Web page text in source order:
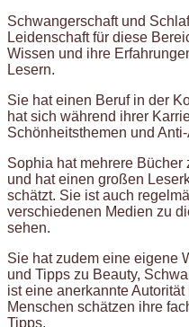
Schwangerschaft und
Leidenschaft für diese
Wissen und ihre
Lesern.
Sie hat einen Beruf in der
hat sich während ihrer
Schönheitsthemen und
Sophia hat mehrere
und hat einen großen
schätzt. Sie ist auch
verschiedenen Medien zu
sehen.
Sie hat zudem eine eigene
und Tipps zu Beauty,
ist eine anerkannte
Menschen schätzen ihre
Tipps.